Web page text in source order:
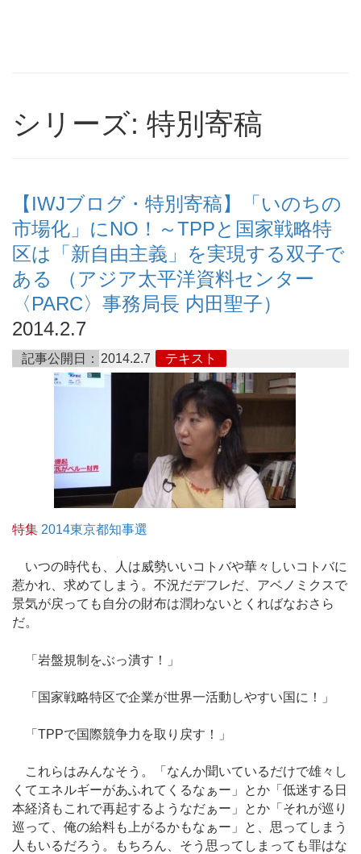
シリーズ: 特別寄稿
【IWJブログ・特別寄稿】「いのちの
市場化」にNO！～TPPと国家戦略特
区は「新自由主義」を実現する双子で
ある （アジア太平洋資料センター
〈PARC〉事務局長 内田聖子）
2014.2.7
記事公開日： 2014.2.7 テキスト
特集 2014東京都知事選
いつの時代も、人は威勢いいコトバや華々しいコトバに
惹かれ、求めてしまう。不況だデフレだ、アベノミクスで
景気が戻っても自分の財布は潤わないとくればなおさら
だ。
「岩盤規制をぶっ潰す！」
「国家戦略特区で企業が世界一活動しやすい国に！」
「TPPで国際競争力を取り戻す！」
これらはみんなそう。「なんか聞いているだけで雄々し
くてエネルギーがあふれてくるなぁー」とか「低迷する日
本経済もこれで再起するようなだぁー」とか「それが巡り
巡って、俺の給料も上がるかもなぁー」と、思ってしまう
人もいるだろう。もちろん、そう思ってしまっても罪はな